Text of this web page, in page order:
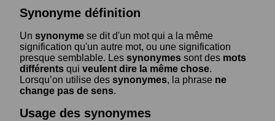
Synonyme définition
Un synonyme se dit d'un mot qui a la même
signification qu'un autre mot, ou une signification
presque semblable. Les synonymes sont des mots
différents qui veulent dire la même chose.
Lorsqu’on utilise des synonymes, la phrase ne
change pas de sens.
Usage des synonymes